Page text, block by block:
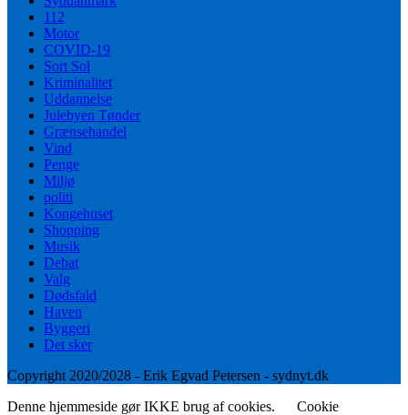
112
Motor
COVID-19
Sort Sol
Kriminalitet
Uddannelse
Julebyen Tønder
Grænsehandel
Vind
Penge
Miljø
politi
Kongehuset
Shopping
Musik
Debat
Valg
Dødsfald
Haven
Byggeri
Det sker
Copyright 2020/2028 - Erik Egvad Petersen - sydnyt.dk
Denne hjemmeside gør IKKE brug af cookies.
Cookie